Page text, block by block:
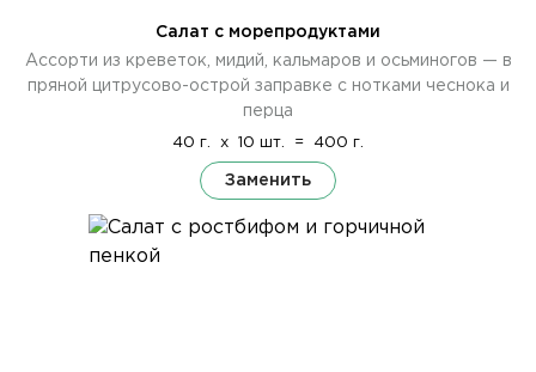
Салат с морепродуктами
Ассорти из креветок, мидий, кальмаров и осьминогов — в
пряной цитрусово-острой заправке с нотками чеснока и
перца
40 г. x 10 шт. = 400 г.
Заменить